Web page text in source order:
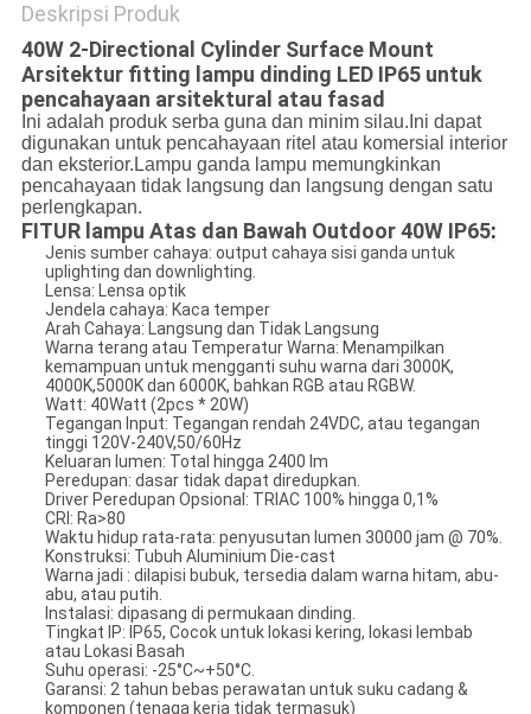
Deskripsi Produk
40W 2-Directional Cylinder Surface Mount
Arsitektur fitting lampu dinding LED IP65 untuk
pencahayaan arsitektural atau fasad
Ini adalah produk serba guna dan minim silau.Ini dapat
digunakan untuk pencahayaan ritel atau komersial interior
dan eksterior.Lampu ganda lampu memungkinkan
pencahayaan tidak langsung dan langsung dengan satu
perlengkapan.
FITUR lampu Atas dan Bawah Outdoor 40W IP65:
Jenis sumber cahaya: output cahaya sisi ganda untuk
uplighting dan downlighting.
Lensa: Lensa optik
Jendela cahaya: Kaca temper
Arah Cahaya: Langsung dan Tidak Langsung
Warna terang atau Temperatur Warna: Menampilkan
kemampuan untuk mengganti suhu warna dari 3000K,
4000K,5000K dan 6000K, bahkan RGB atau RGBW.
Watt: 40Watt (2pcs * 20W)
Tegangan Input: Tegangan rendah 24VDC, atau tegangan
tinggi 120V-240V,50/60Hz
Keluaran lumen: Total hingga 2400 lm
Peredupan: dasar tidak dapat diredupkan.
Driver Peredupan Opsional: TRIAC 100% hingga 0,1%
CRI: Ra>80
Waktu hidup rata-rata: penyusutan lumen 30000 jam @ 70%.
Konstruksi: Tubuh Aluminium Die-cast
Warna jadi : dilapisi bubuk, tersedia dalam warna hitam, abu-
abu, atau putih.
Instalasi: dipasang di permukaan dinding.
Tingkat IP: IP65, Cocok untuk lokasi kering, lokasi lembab
atau Lokasi Basah
Suhu operasi: -25°C~+50°C.
Garansi: 2 tahun bebas perawatan untuk suku cadang &
komponen (tenaga kerja tidak termasuk)